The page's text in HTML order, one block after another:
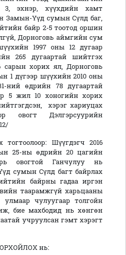
эхнэр, хүүхдийн хамт
Замын-Үүд сумын Сүлд баг,
байр 2-5 тоотод оршин
Дорноговь аймгийн сум
1997 оны 12 дугаар
265 дугаартай шийтгэх
сарын хорих ял, Дорноговь
1 дүгээр шүүхийн 2010 оны
ний өдрийн 78 дугаартай
5 жил 10 хоногийн хорих
хэрэг хариуцах
овогт Дэлгэрсуурийн
тогтоолоор: Шүүгдэгч 2016
25-ны өдрийн 20 цагийн
овогтой Ганчулуу нь
сумын Сүлд багт байрлах
байрны гадаа иргэн
таарамжгүй харьцааны
улмаар чулуугаар толгойн
бие махбодид нь хөнгөн
учруулсан гэмт хэрэгт
нь: